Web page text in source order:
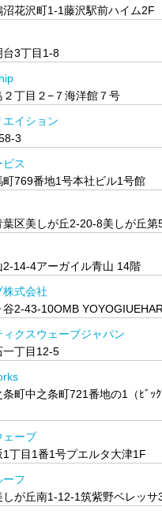
花沢町1-1藤沢駅前ハイム2F
台3丁目1-8
丁目２−７海洋館７号
イション
3
ス
769番地1号本社ビル1号館
区美しが丘2-20-8美しが丘第
14-4アーガイル青山 14階
株式会社
2-43-10OMB
クスウェーブジャパン
一丁目12-5
町中之条町721番地の1（ﾋﾞｯｸ
ェーブ
丁目1番1号プエルタ大津1F
ーフ
が丘南1-12-1筑紫野ベレッサ